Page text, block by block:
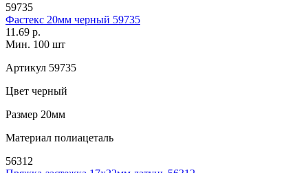
59735
Фастекс 20мм черный 59735
11.69 р.
Мин. 100 шт
Артикул 59735
Цвет черный
Размер 20мм
Материал полиацеталь
56312